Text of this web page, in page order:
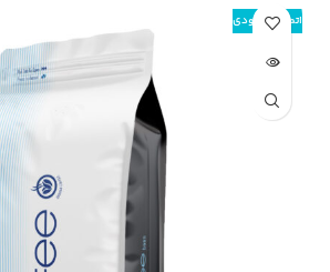
اتمام موجودی